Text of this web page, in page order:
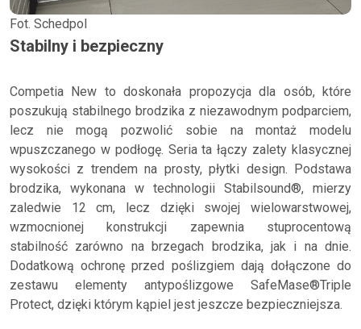
Fot. Schedpol
Stabilny i bezpieczny
Competia New to doskonała propozycja dla osób, które
poszukują stabilnego brodzika z niezawodnym podparciem,
lecz nie mogą pozwolić sobie na montaż modelu
wpuszczanego w podłogę. Seria ta łączy zalety klasycznej
wysokości z trendem na prosty, płytki design. Podstawa
brodzika, wykonana w technologii Stabilsound®, mierzy
zaledwie 12 cm, lecz dzięki swojej wielowarstwowej,
wzmocnionej konstrukcji zapewnia stuprocentową
stabilność zarówno na brzegach brodzika, jak i na dnie.
Dodatkową ochronę przed poślizgiem dają dołączone do
zestawu elementy antypoślizgowe SafeMase®Triple
Protect, dzięki którym kąpiel jest jeszcze bezpieczniejsza.